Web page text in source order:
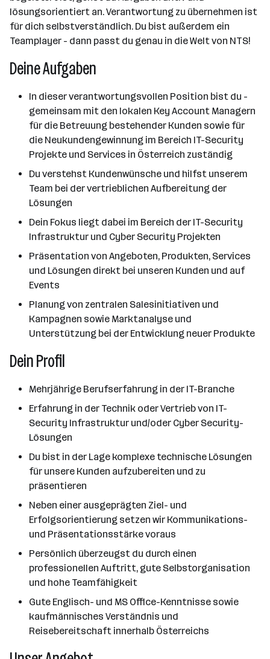
lösungsorientiert an. Verantwortung zu übernehmen ist
für dich selbstverständlich. Du bist außerdem ein
Teamplayer - dann passt du genau in die Welt von NTS!
Deine Aufgaben
In dieser verantwortungsvollen Position bist du -
gemeinsam mit den lokalen Key Account Managern
für die Betreuung bestehender Kunden sowie für
die Neukundengewinnung im Bereich IT-Security
Projekte und Services in Österreich zuständig
Du verstehst Kundenwünsche und hilfst unserem
Team bei der vertrieblichen Aufbereitung der
Lösungen
Dein Fokus liegt dabei im Bereich der IT-Security
Infrastruktur und Cyber Security Projekten
Präsentation von Angeboten, Produkten, Services
und Lösungen direkt bei unseren Kunden und auf
Events
Planung von zentralen Salesinitiativen und
Kampagnen sowie Marktanalyse und
Unterstützung bei der Entwicklung neuer Produkte
Dein Profil
Mehrjährige Berufserfahrung in der IT-Branche
Erfahrung in der Technik oder Vertrieb von IT-
Security Infrastruktur und/oder Cyber Security-
Lösungen
Du bist in der Lage komplexe technische Lösungen
für unsere Kunden aufzubereiten und zu
präsentieren
Neben einer ausgeprägten Ziel- und
Erfolgsorientierung setzen wir Kommunikations-
und Präsentationsstärke voraus
Persönlich überzeugst du durch einen
professionellen Auftritt, gute Selbstorganisation
und hohe Teamfähigkeit
Gute Englisch- und MS Office-Kenntnisse sowie
kaufmännisches Verständnis und
Reisebereitschaft innerhalb Österreichs